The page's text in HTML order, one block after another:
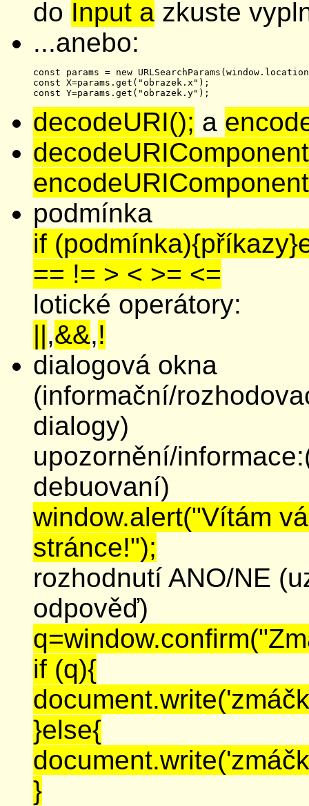
do Input a zkuste
...anebo:
const params = new
const X=params.get("obrazek.x");
decodeURI(); a
podmínka
if
== != > < >= <=
lotické operátory:
||,&&,!
dialogová okna
(informační/
dialogy)
upozornění/
debuovaní)
window.alert("Vítám
stránce!");
rozhodnutí ANO/NE
odpověď)
if (q){
}else{
}